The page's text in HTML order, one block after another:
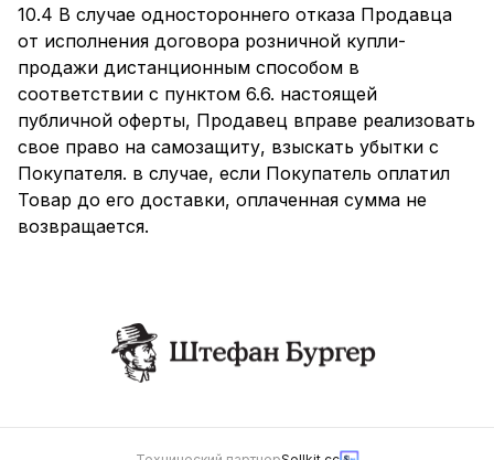
10.4 В случае одностороннего отказа Продавца
от исполнения договора розничной купли-
продажи дистанционным способом в
соответствии с пунктом 6.6. настоящей
публичной оферты, Продавец вправе реализовать
свое право на самозащиту, взыскать убытки с
Покупателя. в случае, если Покупатель оплатил
Товар до его доставки, оплаченная сумма не
возвращается.